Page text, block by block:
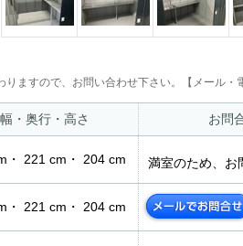
すので、お問い合わせ下さい。【メール・
幅・奥行・高さ お問
・ 221 cm・ 204 cm 満室のため、お
・ 221 cm・ 204 cm